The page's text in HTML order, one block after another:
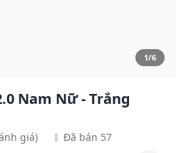
1/6
Nam Nữ - Trắng
giá) Đã bán 57